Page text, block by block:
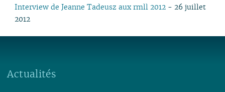
03
07
01
07
07
07
07
07
07
08
07
02
08
02
08
08
04
09
09
06
Interview de Jeanne Tadeusz aux rmll 2012- 26 juillet
2012
Actualités